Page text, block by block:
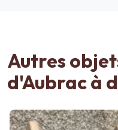
Autres
d'Aubrac à